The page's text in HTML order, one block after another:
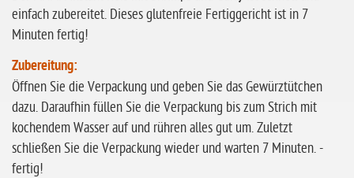
ohne Vanille
ohne Knoblauch
ohne Sellerie
glutenfrei
ohne
Sonnenblumen
einfach zubereitet. Dieses glutenfreie Fertiggericht ist in 7
Minuten fertig!
Zubereitung:
Öffnen Sie die Verpackung und geben Sie das Gewürztütchen
dazu. Daraufhin füllen Sie die Verpackung bis zum Strich mit
kochendem Wasser auf und rühren alles gut um. Zuletzt
schließen Sie die Verpackung wieder und warten 7 Minuten. -
fertig!